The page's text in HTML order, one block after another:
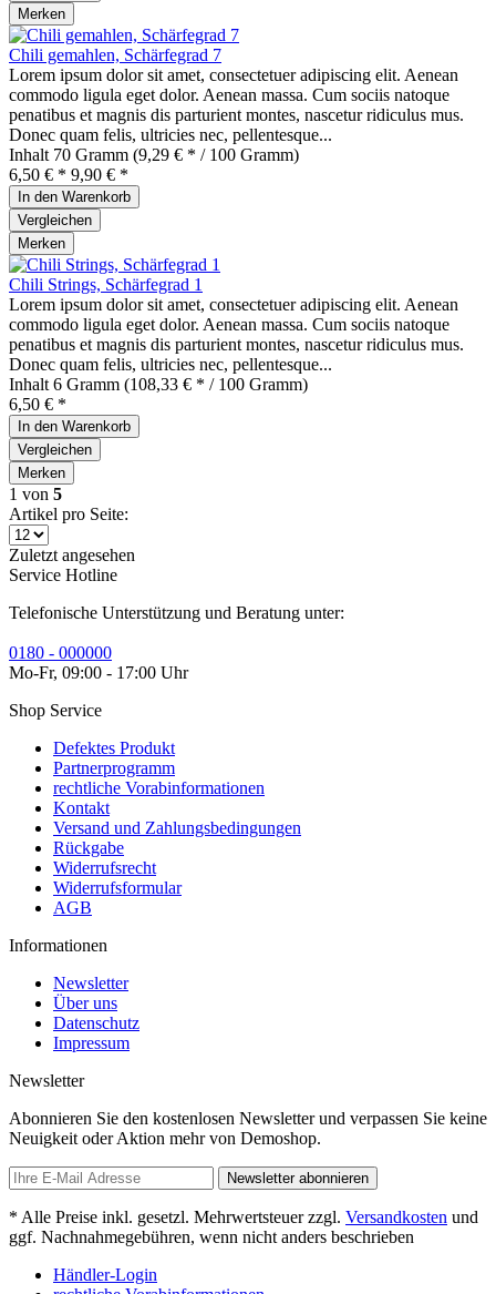
Merken
Chili gemahlen, Schärfegrad 7
Lorem ipsum dolor sit amet, consectetuer adipiscing elit. Aenean
commodo ligula eget dolor. Aenean massa. Cum sociis natoque
penatibus et magnis dis parturient montes, nascetur ridiculus mus.
Donec quam felis, ultricies nec, pellentesque...
Inhalt 70 Gramm (9,29 € * / 100 Gramm)
6,50 € * 9,90 € *
In den Warenkorb
Vergleichen
Merken
Chili Strings, Schärfegrad 1
Lorem ipsum dolor sit amet, consectetuer adipiscing elit. Aenean
commodo ligula eget dolor. Aenean massa. Cum sociis natoque
penatibus et magnis dis parturient montes, nascetur ridiculus mus.
Donec quam felis, ultricies nec, pellentesque...
Inhalt 6 Gramm (108,33 € * / 100 Gramm)
6,50 € *
In den Warenkorb
Vergleichen
Merken
1 von 5
Artikel pro Seite:
Zuletzt angesehen
Service Hotline
Telefonische Unterstützung und Beratung unter:
0180 - 000000
Mo-Fr, 09:00 - 17:00 Uhr
Shop Service
Defektes Produkt
Partnerprogramm
rechtliche Vorabinformationen
Kontakt
Versand und Zahlungsbedingungen
Rückgabe
Widerrufsrecht
Widerrufsformular
AGB
Informationen
Newsletter
Über uns
Datenschutz
Impressum
Newsletter
Abonnieren Sie den kostenlosen Newsletter und verpassen Sie keine
Neuigkeit oder Aktion mehr von Demoshop.
Newsletter abonnieren
* Alle Preise inkl. gesetzl. Mehrwertsteuer zzgl. Versandkosten und
ggf. Nachnahmegebühren, wenn nicht anders beschrieben
Händler-Login